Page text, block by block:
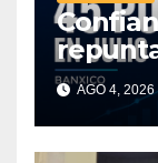
porAGO 4, 2026